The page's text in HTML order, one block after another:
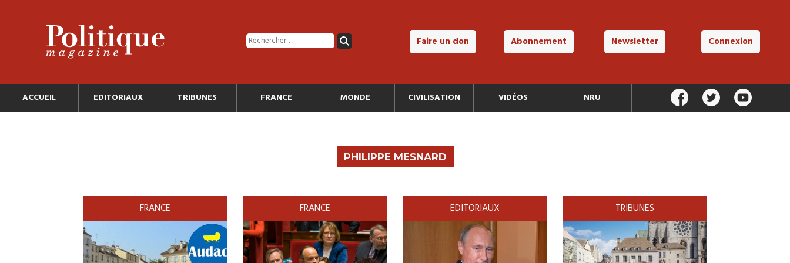
Faire un don Abonnement Newsletter Connexion
ACCUEIL EDITORIAUX TRIBUNES FRANCE MONDE CIVILISATION VIDÉOS NRU
PHILIPPE MESNARD
FRANCE FRANCE EDITORIAUX TRIBUNES